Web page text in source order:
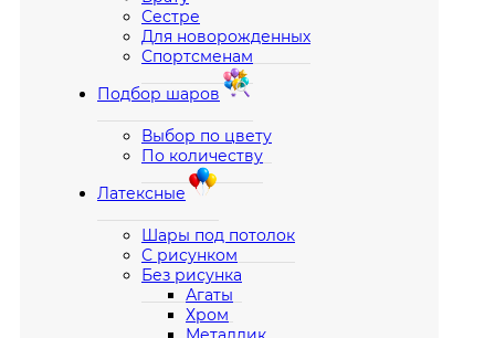
Сестре
Для новорожденных
Спортсменам
Подбор шаров
Выбор по цвету
По количеству
Латексные
Шары под потолок
С рисунком
Без рисунка
Агаты
Хром